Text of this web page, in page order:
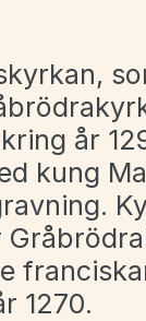
år
kung
1270.